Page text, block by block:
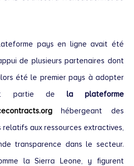
pays en ligne avait été
de plusieurs partenaires dont
été le premier pays à adopter
partie de la plateforme
hébergeant des
aux ressources extractives,
transparence dans le secteur.
la Sierra Leone, y figurent